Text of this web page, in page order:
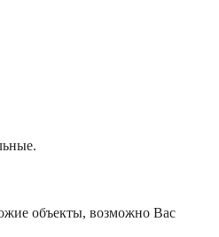
объекты, возможно Вас